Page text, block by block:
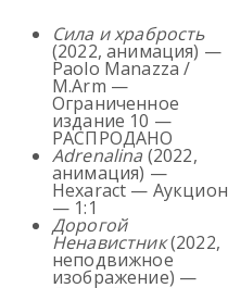
Сила и храбрость
(2022, анимация) —
Paolo Manazza /
M.Arm —
Ограниченное
издание 10 —
РАСПРОДАНО
Adrenalina (2022,
анимация) —
Hexaract — Аукцион
— 1:1
Дорогой
Ненавистник(2022,
неподвижное
изображение) —